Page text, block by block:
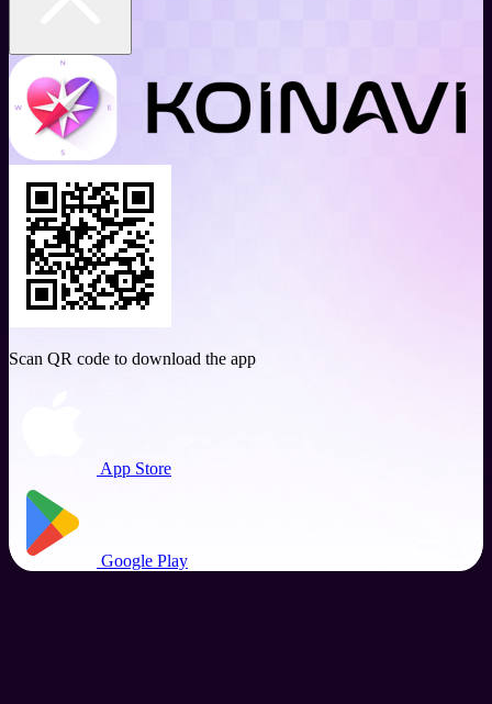
Scan QR code to download the app
App Store
Google Play